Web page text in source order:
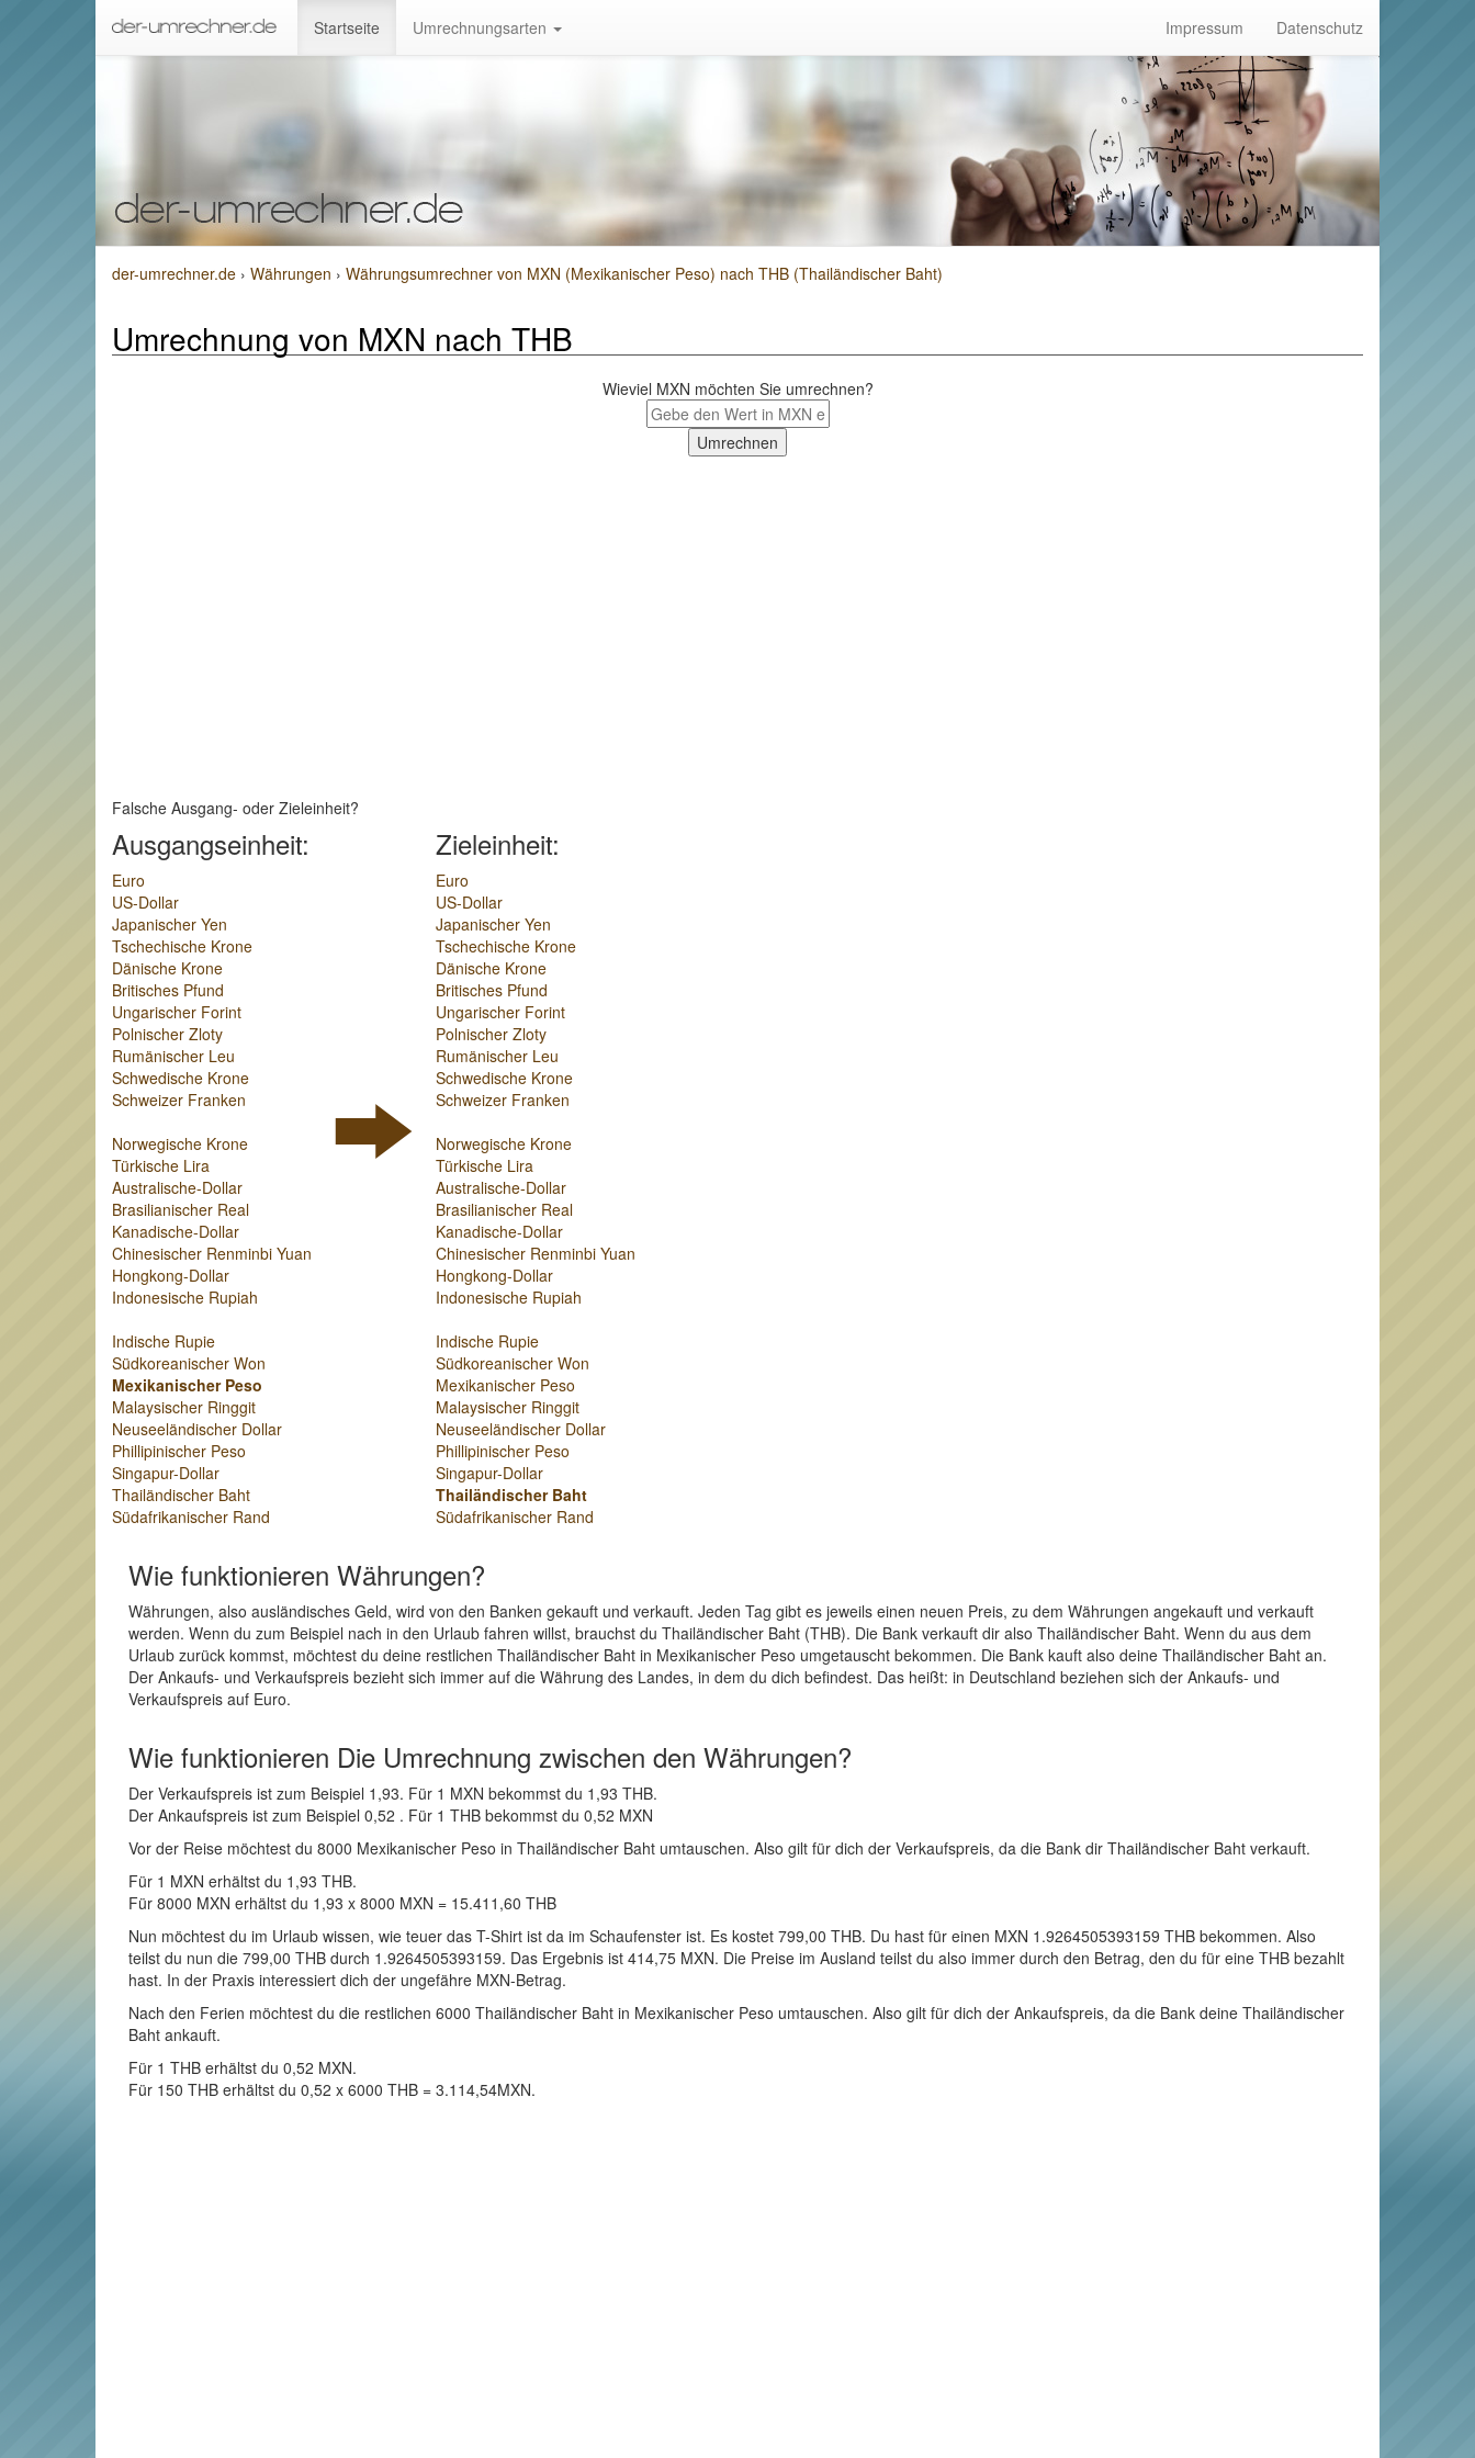
Startseite Umrechnungsarten Impressum Datenschutz
der-umrechner.de › Währungen › Währungsumrechner von MXN (Mexikanischer Peso) nach THB (Thailändischer Baht)
Umrechnung von MXN nach THB
Wieviel MXN möchten Sie umrechnen?
Falsche Ausgang- oder Zieleinheit?
Ausgangseinheit:
Euro
US-Dollar
Japanischer Yen
Tschechische Krone
Dänische Krone
Britisches Pfund
Ungarischer Forint
Polnischer Zloty
Rumänischer Leu
Schwedische Krone
Schweizer Franken
Norwegische Krone
Türkische Lira
Australische-Dollar
Brasilianischer Real
Kanadische-Dollar
Chinesischer Renminbi Yuan
Hongkong-Dollar
Indonesische Rupiah
Indische Rupie
Südkoreanischer Won
Mexikanischer Peso
Malaysischer Ringgit
Neuseeländischer Dollar
Phillipinischer Peso
Singapur-Dollar
Thailändischer Baht
Südafrikanischer Rand
Zieleinheit:
Euro
US-Dollar
Japanischer Yen
Tschechische Krone
Dänische Krone
Britisches Pfund
Ungarischer Forint
Polnischer Zloty
Rumänischer Leu
Schwedische Krone
Schweizer Franken
Norwegische Krone
Türkische Lira
Australische-Dollar
Brasilianischer Real
Kanadische-Dollar
Chinesischer Renminbi Yuan
Hongkong-Dollar
Indonesische Rupiah
Indische Rupie
Südkoreanischer Won
Mexikanischer Peso
Malaysischer Ringgit
Neuseeländischer Dollar
Phillipinischer Peso
Singapur-Dollar
Thailändischer Baht
Südafrikanischer Rand
Wie funktionieren Währungen?
Währungen, also ausländisches Geld, wird von den Banken gekauft und verkauft. Jeden Tag gibt es jeweils einen neuen Preis, zu dem Währungen angekauft und verkauft
werden. Wenn du zum Beispiel nach in den Urlaub fahren willst, brauchst du Thailändischer Baht (THB). Die Bank verkauft dir also Thailändischer Baht. Wenn du aus dem
Urlaub zurück kommst, möchtest du deine restlichen Thailändischer Baht in Mexikanischer Peso umgetauscht bekommen. Die Bank kauft also deine Thailändischer Baht an.
Der Ankaufs- und Verkaufspreis bezieht sich immer auf die Währung des Landes, in dem du dich befindest. Das heißt: in Deutschland beziehen sich der Ankaufs- und
Verkaufspreis auf Euro.
Wie funktionieren Die Umrechnung zwischen den Währungen?
Der Verkaufspreis ist zum Beispiel 1,93. Für 1 MXN bekommst du 1,93 THB.
Der Ankaufspreis ist zum Beispiel 0,52 . Für 1 THB bekommst du 0,52 MXN
Vor der Reise möchtest du 8000 Mexikanischer Peso in Thailändischer Baht umtauschen. Also gilt für dich der Verkaufspreis, da die Bank dir Thailändischer Baht verkauft.
Für 1 MXN erhältst du 1,93 THB.
Für 8000 MXN erhältst du 1,93 x 8000 MXN = 15.411,60 THB
Nun möchtest du im Urlaub wissen, wie teuer das T-Shirt ist da im Schaufenster ist. Es kostet 799,00 THB. Du hast für einen MXN 1.9264505393159 THB bekommen. Also
teilst du nun die 799,00 THB durch 1.9264505393159. Das Ergebnis ist 414,75 MXN. Die Preise im Ausland teilst du also immer durch den Betrag, den du für eine THB bezahlt
hast. In der Praxis interessiert dich der ungefähre MXN-Betrag.
Nach den Ferien möchtest du die restlichen 6000 Thailändischer Baht in Mexikanischer Peso umtauschen. Also gilt für dich der Ankaufspreis, da die Bank deine Thailändischer
Baht ankauft.
Für 1 THB erhältst du 0,52 MXN.
Für 150 THB erhältst du 0,52 x 6000 THB = 3.114,54MXN.